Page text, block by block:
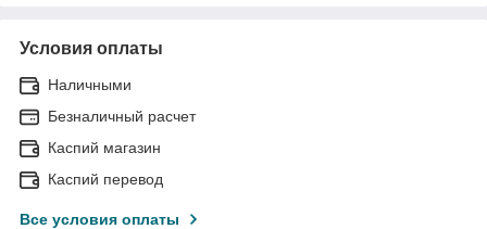
Условия оплаты
Наличными
Безналичный расчет
Каспий магазин
Каспий перевод
Все условия оплаты